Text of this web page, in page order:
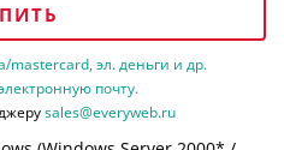
mastercard, эл. деньги и др.
почту.
sales@everyweb.ru